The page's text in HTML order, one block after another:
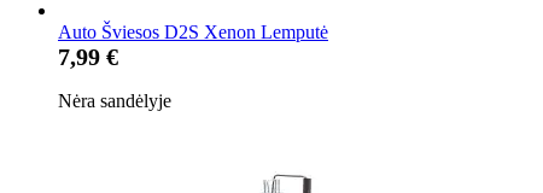
Auto Šviesos D2S Xenon Lemputė
7,99 €
Nėra sandėlyje